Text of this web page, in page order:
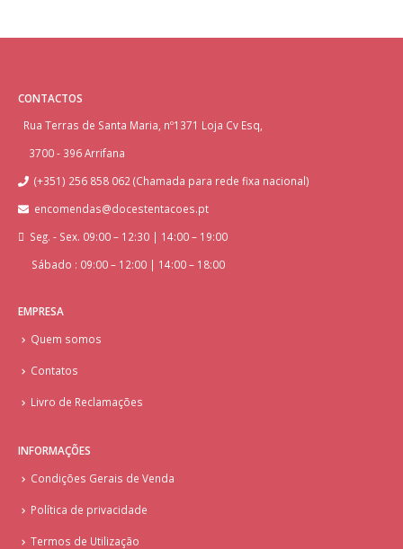
CONTACTOS
Rua Terras de Santa Maria, nº1371 Loja Cv Esq,
3700 - 396 Arrifana
(+351) 256 858 062 (Chamada para rede fixa nacional)
encomendas@docestentacoes.pt
Seg. - Sex. 09:00 – 12:30 | 14:00 – 19:00
Sábado : 09:00 – 12:00 | 14:00 – 18:00
EMPRESA
Quem somos
Contatos
Livro de Reclamações
INFORMAÇÕES
Condições Gerais de Venda
Política de privacidade
Termos de Utilização